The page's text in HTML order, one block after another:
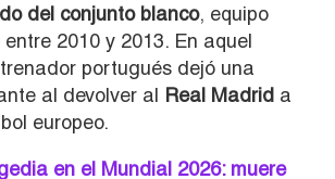
del conjunto blanco, equipo
2010 y 2013. En aquel
portugués dejó una
al devolver al Real Madrid a
europeo.
en el Mundial 2026: muere